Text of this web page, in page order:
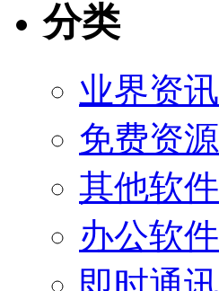
分类
业界资讯
免费资源
其他软件
办公软件